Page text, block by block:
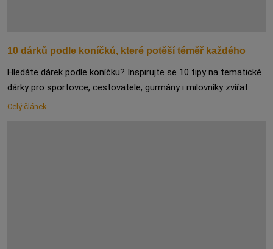
10 dárků podle koníčků, které potěší téměř každého
Hledáte dárek podle koníčku? Inspirujte se 10 tipy na tematické
dárky pro sportovce, cestovatele, gurmány i milovníky zvířat.
Celý článek